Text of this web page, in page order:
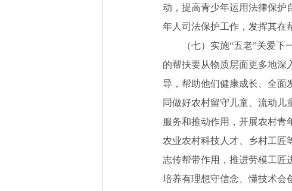
动，提高青少年运用法律保护
年人司法保护工作，发挥其在
（七）实施“五老”关爱下一
的帮扶要从物质层面更多地深
导，帮助他们健康成长、全面
同做好农村留守儿童、流动儿
服务和推动作用，开展农村青
农业农村科技人才、乡村工匠
志传帮带作用，推进劳模工匠
培养有理想守信念、懂技术会